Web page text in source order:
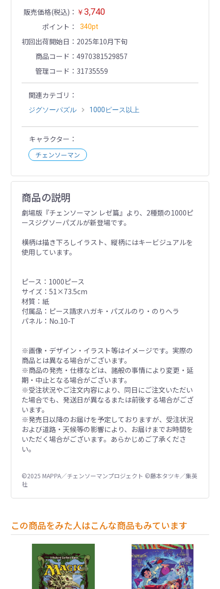
販売価格(税込) ￥ 3,740
ポイント 340pt
初回出荷開始日
2025年10月下旬
商品コード
4970381529857
管理コード
31735559
関連カテゴリ
ジグソーパズル 1000ピース以上
キャラクター
チェンソーマン
商品の説明
劇場版『チェンソーマン レゼ篇』より、2種類の1000ピ
ースジグソーパズルが新登場です。
横柄は描き下ろしイラスト、縦柄にはキービジュアルを
使用しています。
ピース：1000ピース
サイズ：51×73.5cm
材質：紙
付属品：ピース請求ハガキ・パズルのり・のりヘラ
パネル：No.10-T
※画像・デザイン・イラスト等はイメージです。実際の
商品とは異なる場合がございます。
※商品の発売・仕様などは、諸般の事情により変更・延
期・中止となる場合がございます。
※受注状況やご注文内容により、同日にご注文いただい
た場合でも、発送日が異なるまたは前後する場合がござ
います。
※発売日以降のお届けを予定しておりますが、受注状況
および道路・天候等の影響により、お届けまでお時間を
いただく場合がございます。あらかじめご了承くださ
い。
©2025 MAPPA／チェンソーマンプロジェクト ©藤本タツキ／集英
社
この商品をみた人はこんな商品もみています